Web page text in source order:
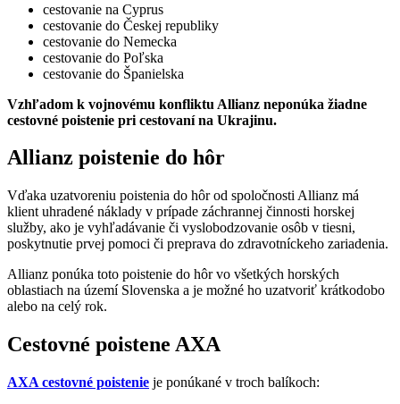
cestovanie na Cyprus
cestovanie do Českej republiky
cestovanie do Nemecka
cestovanie do Poľska
cestovanie do Španielska
Vzhľadom k vojnovému konfliktu Allianz neponúka žiadne
cestovné poistenie pri cestovaní na Ukrajinu.
Allianz poistenie do hôr
Vďaka uzatvoreniu poistenia do hôr od spoločnosti Allianz má
klient uhradené náklady v prípade záchrannej činnosti horskej
služby, ako je vyhľadávanie či vyslobodzovanie osôb v tiesni,
poskytnutie prvej pomoci či preprava do zdravotníckeho zariadenia.
Allianz ponúka toto poistenie do hôr vo všetkých horských
oblastiach na území Slovenska a je možné ho uzatvoriť krátkodobo
alebo na celý rok.
Cestovné poistene AXA
AXA cestovné poistenie je ponúkané v troch balíkoch: